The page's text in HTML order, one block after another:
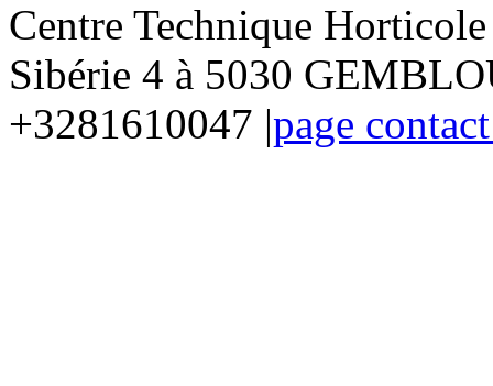
Centre Technique
Sibérie 4 à 5030
+3281610047 |page